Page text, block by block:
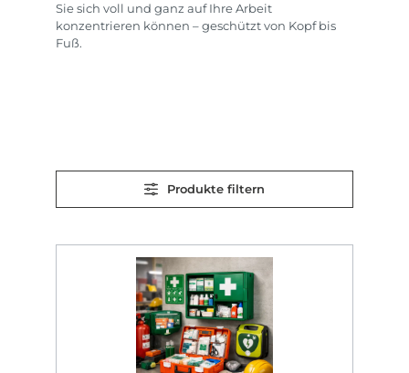
Sie sich voll und ganz auf Ihre Arbeit
konzentrieren können – geschützt von Kopf bis
Fuß.
Produkte filtern